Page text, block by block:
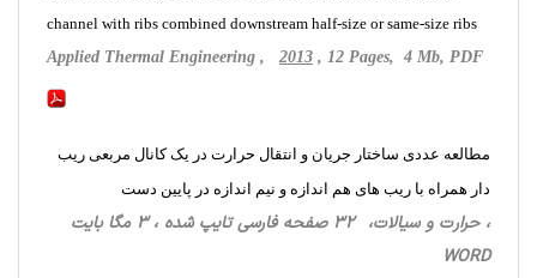
channel with ribs combined downstream half-size or same-size ribs
Applied Thermal Engineering , 2013 , 12 Pages, 4 Mb, PDF
مطالعه عددی ساختار جریان و انتقال حرارت در یک کانال مربعی ریب
دار همراه با ریب های هم اندازه و نیم اندازه در پایین دست
، حرارت‌ و سیالات، 32 صفحه فارسی تایپ شده ، 3 مگا بایت
WORD